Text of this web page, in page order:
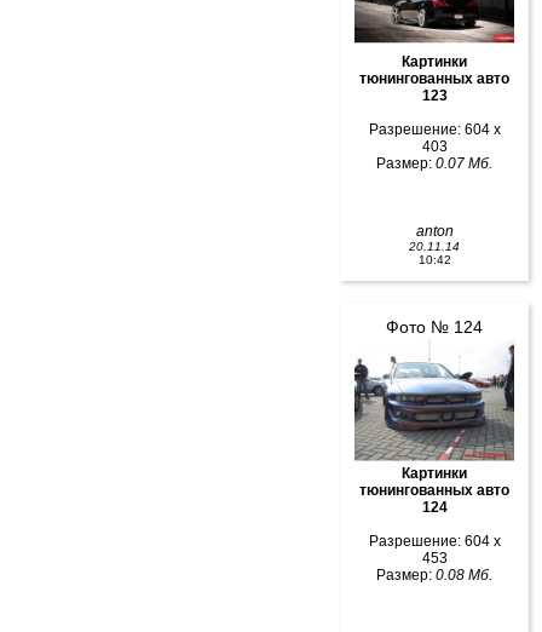
Картинки
тюнингованных авто
123
Разрешение: 604 x
403
Размер: 0.07 Мб.
anton
20.11.14
10:42
Фото № 124
Картинки
тюнингованных авто
124
Разрешение: 604 x
453
Размер: 0.08 Мб.